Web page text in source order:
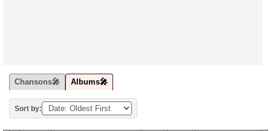
Chansons🎤 Albums🎤
Sort by: